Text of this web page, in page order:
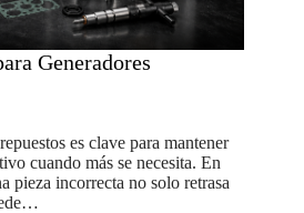
Generadores
es clave para mantener
cuando más se necesita. En
pieza incorrecta no solo retrasa